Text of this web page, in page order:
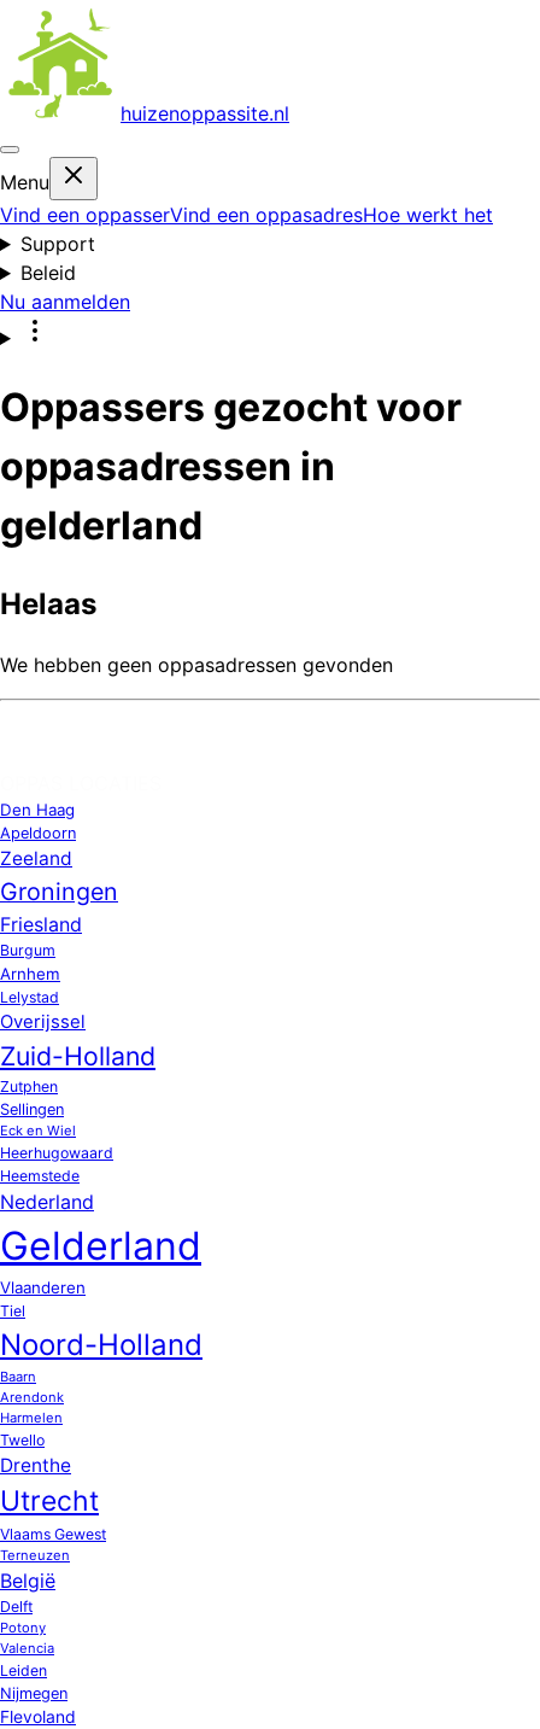
huizenoppassite.nl
Menu
Vind een oppasserVind een oppasadresHoe werkt het
Support
Beleid
Nu aanmelden
Oppassers gezocht voor
oppasadressen in
gelderland
Helaas
We hebben geen oppasadressen gevonden
Den Haag
Apeldoorn
Zeeland
Groningen
Friesland
Burgum
Arnhem
Lelystad
Overijssel
Zuid-Holland
Zutphen
Sellingen
Eck en Wiel
Heerhugowaard
Heemstede
Nederland
Gelderland
Vlaanderen
Tiel
Noord-Holland
Baarn
Arendonk
Harmelen
Twello
Drenthe
Utrecht
Vlaams Gewest
Terneuzen
België
Delft
Potony
Valencia
Leiden
Nijmegen
Flevoland